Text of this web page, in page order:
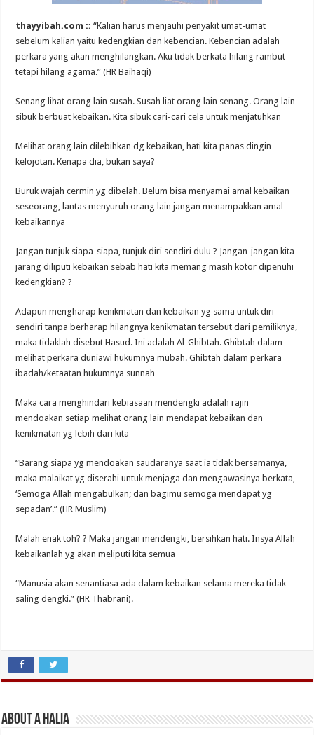
thayyibah.com ::“Kalian harus menjauhi penyakit umat-umat
sebelum kalian yaitu kedengkian dan kebencian. Kebencian adalah
perkara yang akan menghilangkan. Aku tidak berkata hilang rambut
tetapi hilang agama.” (HR Baihaqi)
Senang lihat orang lain susah. Susah liat orang lain senang. Orang lain
sibuk berbuat kebaikan. Kita sibuk cari-cari cela untuk menjatuhkan
Melihat orang lain dilebihkan dg kebaikan, hati kita panas dingin
kelojotan. Kenapa dia, bukan saya?
Buruk wajah cermin yg dibelah. Belum bisa menyamai amal kebaikan
seseorang, lantas menyuruh orang lain jangan menampakkan amal
kebaikannya
Jangan tunjuk siapa-siapa, tunjuk diri sendiri dulu ? Jangan-jangan kita
jarang diliputi kebaikan sebab hati kita memang masih kotor dipenuhi
kedengkian? ?
Adapun mengharap kenikmatan dan kebaikan yg sama untuk diri
sendiri tanpa berharap hilangnya kenikmatan tersebut dari pemiliknya,
maka tidaklah disebut Hasud. Ini adalah Al-Ghibtah. Ghibtah dalam
melihat perkara duniawi hukumnya mubah. Ghibtah dalam perkara
ibadah/ketaatan hukumnya sunnah
Maka cara menghindari kebiasaan mendengki adalah rajin
mendoakan setiap melihat orang lain mendapat kebaikan dan
kenikmatan yg lebih dari kita
“Barang siapa yg mendoakan saudaranya saat ia tidak bersamanya,
maka malaikat yg diserahi untuk menjaga dan mengawasinya berkata,
‘Semoga Allah mengabulkan; dan bagimu semoga mendapat yg
sepadan’.” (HR Muslim)
Malah enak toh? ? Maka jangan mendengki, bersihkan hati. Insya Allah
kebaikanlah yg akan meliputi kita semua
“Manusia akan senantiasa ada dalam kebaikan selama mereka tidak
saling dengki.” (HR Thabrani).
About A Halia